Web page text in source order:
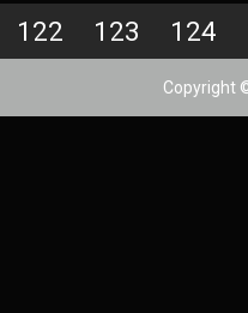
122 123 124
Copyright